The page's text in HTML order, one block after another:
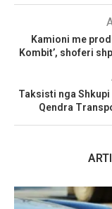
Kamioni me
Kombit’, shoferi
Taksisti nga
Qendra